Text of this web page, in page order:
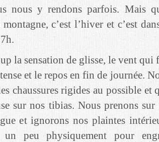
nous y rendons parfois. Mais
c’est l’hiver et c’est
la sensation de glisse, le vent qui
et le repos en fin de journée.
chaussures rigides au possible et
sur nos tibias. Nous prenons
et ignorons nos plaintes
peu physiquement pour